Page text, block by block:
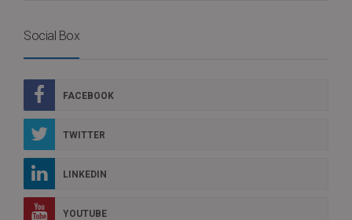
Social Box
FACEBOOK
TWITTER
LINKEDIN
YOUTUBE